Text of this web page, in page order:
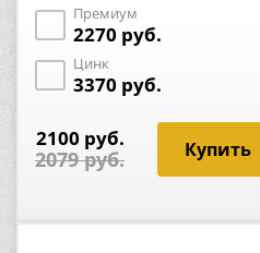
Премиум
2270 руб.
Цинк
3370 руб.
2100 руб.
2079 руб.